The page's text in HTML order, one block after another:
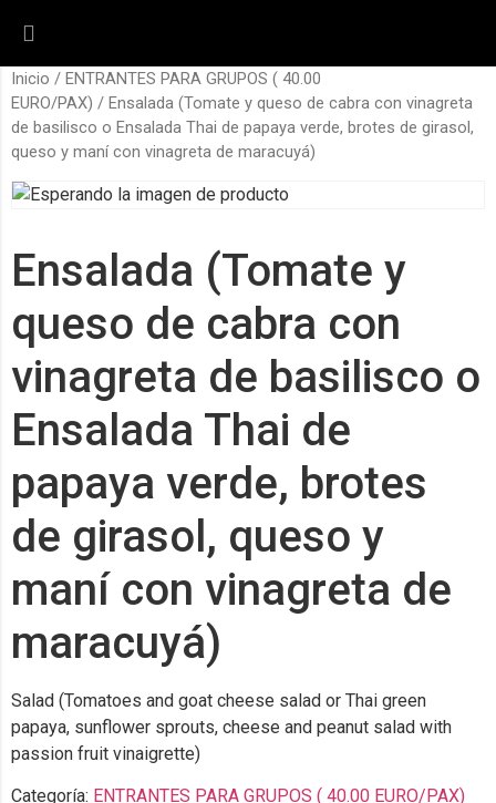
Inicio / ENTRANTES PARA GRUPOS ( 40.00
EURO/PAX) / Ensalada (Tomate y queso de cabra con vinagreta
de basilisco o Ensalada Thai de papaya verde, brotes de girasol,
queso y maní con vinagreta de maracuyá)
Ensalada (Tomate y
queso de cabra con
vinagreta de basilisco o
Ensalada Thai de
papaya verde, brotes
de girasol, queso y
maní con vinagreta de
maracuyá)
Salad (Tomatoes and goat cheese salad or Thai green
papaya, sunflower sprouts, cheese and peanut salad with
passion fruit vinaigrette)
Categoría: ENTRANTES PARA GRUPOS ( 40.00 EURO/PAX)